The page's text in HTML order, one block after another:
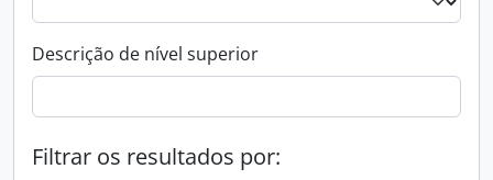
Descrição de nível superior
Filtrar os resultados por: